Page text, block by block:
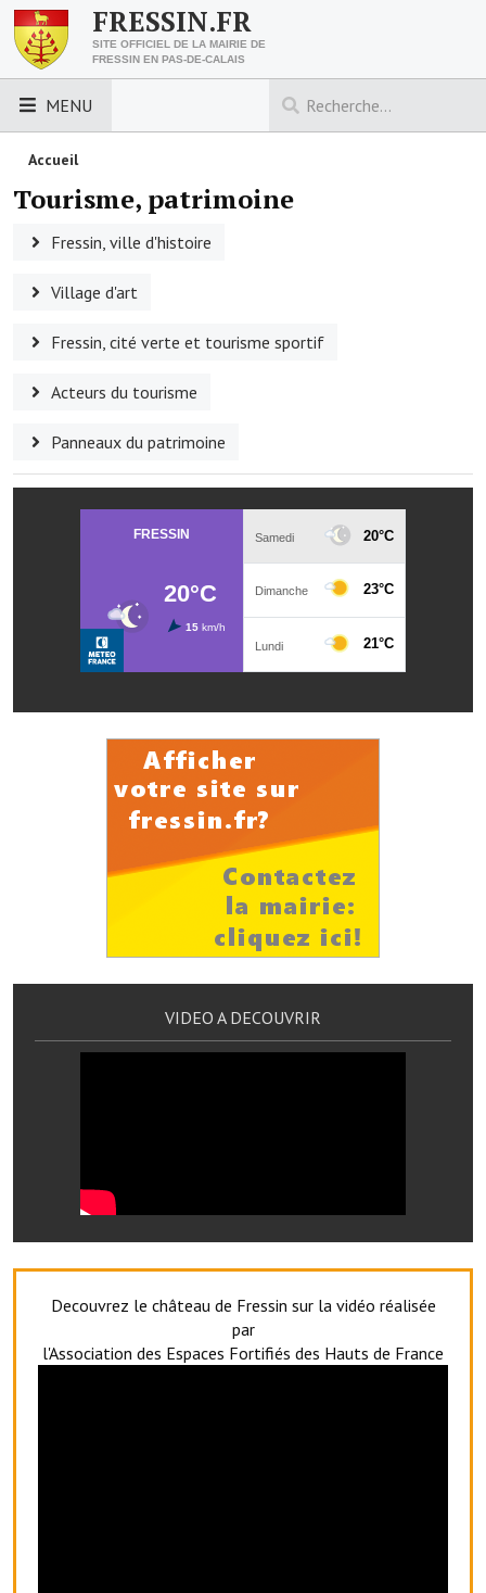
FRESSIN.FR
SITE OFFICIEL DE LA MAIRIE DE
FRESSIN EN PAS-DE-CALAIS
MENU
LES ESSENTIELS
Découvrez Fressin
Venir à Fressin
Urbanisme
Nous contacter
Horaires de la mairie
ACCÈS RAPIDE
Démarches administratives
Fêtes et manifestations
Numéros d'urgence
Terrains et maisons à vendre
Elus et agents
Note de synthèse financière
Rapport d'orientation budgétaire
Communication
Le bulletin municipal : Fressinfo & Le Fressinois
Le village dans l'intercommunalité
Accueil
Tourisme, patrimoine
Fressin, ville d'histoire
Village d'art
Fressin, cité verte et tourisme sportif
Acteurs du tourisme
Panneaux du patrimoine
VIDEO A DECOUVRIR
Decouvrez le château de Fressin sur la vidéo réalisée
par
l'Association des Espaces Fortifiés des Hauts de France